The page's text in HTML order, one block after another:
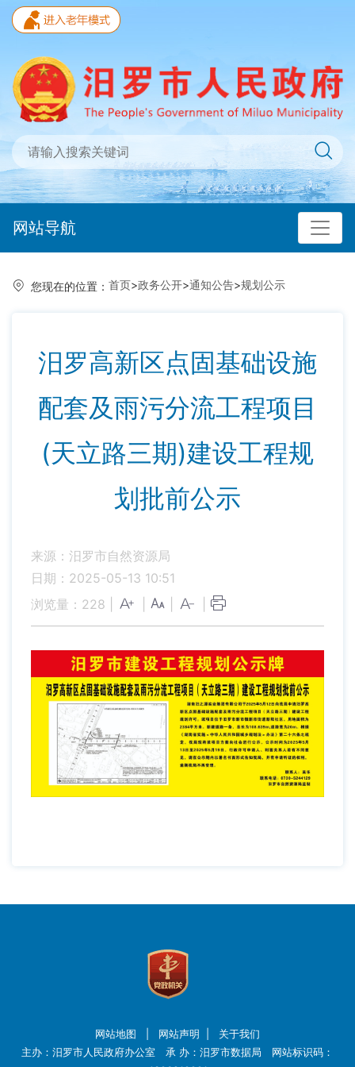
网站导航
您现在的位置： 首页>政务公开>通知公告>规划公示
汨罗高新区点固基础设施
配套及雨污分流工程项目
(天立路三期)建设工程规
划批前公示
来源：汨罗市自然资源局
日期：2025-05-13 10:51
浏览量： 228
网站地图 网站声明
关于我们
主办：汨罗市人民政府办公室 承 办：汨罗市数据局 网站标识码：